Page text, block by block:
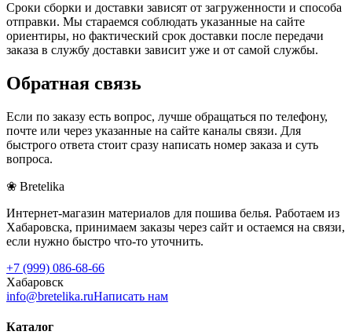
Сроки сборки и доставки зависят от загруженности и способа
отправки. Мы стараемся соблюдать указанные на сайте
ориентиры, но фактический срок доставки после передачи
заказа в службу доставки зависит уже и от самой службы.
Обратная связь
Если по заказу есть вопрос, лучше обращаться по телефону,
почте или через указанные на сайте каналы связи. Для
быстрого ответа стоит сразу написать номер заказа и суть
вопроса.
❀ Bretelika
Интернет-магазин материалов для пошива белья. Работаем из
Хабаровска, принимаем заказы через сайт и остаемся на связи,
если нужно быстро что-то уточнить.
+7 (999) 086-68-66
Хабаровск
info@bretelika.ruНаписать нам
Каталог